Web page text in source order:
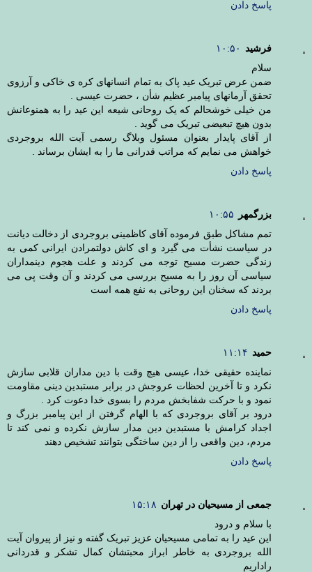
پاسخ دادن
فرشید ۱۰:۵۰
سلام
ضمن عرض تبریک عید پاک به تمام انسانهای کره ی خاکی و آرزوی
تحقق آرمانهای پیامبر عظیم شأن ، حضرت عیسی .
من خیلی خوشحالم که یک روحانی شیعه این عید را به همنوعانش
بدون هیچ تبعیضی تبریک می گوید .
از آقای پایدار بعنوان مسئول وبلاگ رسمی آیت الله بروجردی
خواهش می نمایم که مراتب قدرانی ما را به ایشان برساند .
پاسخ دادن
بزرگمهر
۱۰:۵۵
تمم مشاکل طبق فرموده آقای کاظمینی بروجردی از دخالت دیانت
در سیاست نشأت می گیرد و ای کاش دولتمرادن ایرانی کمی به
زندگی حضرت مسیح توجه می کردند و علت هجوم دینمداران
سیاسی آن روز را به مسیح بررسی می کردند و آن وقت پی می
بردند که سخنان این روحانی به نفع همه است
پاسخ دادن
حمید ۱۱:۱۴
نماینده حقیقی خدا، عیسی هیچ وقت با دین مداران قلابی سازش
نکرد و تا آخرین لحظات عروجش در برابر مستبدین دینی مقاومت
نمود و با حرکت شفابخش مردم را بسوی خدا دعوت کرد .
درود بر آقای بروجردی که با الهام گرفتن از این پیامبر بزرگ و
اجداد کرامش با مستبدین دین مدار سازش نکرده و نمی کند تا
مردم، دین واقعی را از دین ساختگی بتوانند تشخیص دهند
پاسخ دادن
جمعی از مسیحیان در تهران ۱۵:۱۸
با سلام و درود
این عید را به تمامی مسیحیان عزیز تبریک گفته و نیز از پیروان آیت
الله بروجردی به خاطر ابراز محبتشان کمال تشکر و قدردانی
راداریم